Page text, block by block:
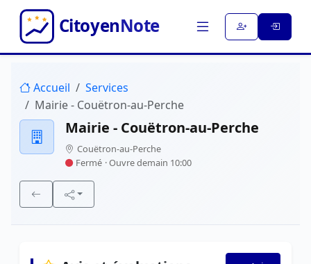
Accueil
Services
Mairie - Couëtron-au-Perche
Mairie - Couëtron-au-Perche
Couëtron-au-Perche
Fermé · Ouvre demain 10:00